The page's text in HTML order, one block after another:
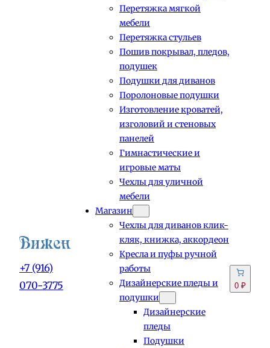
+7 (916)
070-3775
Перетяжка мягкой
мебели
Перетяжка стульев
Пошив покрывал, пледов,
подушек
Подушки для диванов
Поролоновые подушки
Изготовление кроватей,
изголовий и стеновых
панелей
Гимнастические и
игровые маты
Чехлы для уличной
мебели
Магазин
Чехлы для диванов клик-
кляк, книжка, аккордеон
Кресла и пуфы ручной
работы
Дизайнерские пледы и
подушки
Дизайнерские
пледы
Подушки
0 ₽